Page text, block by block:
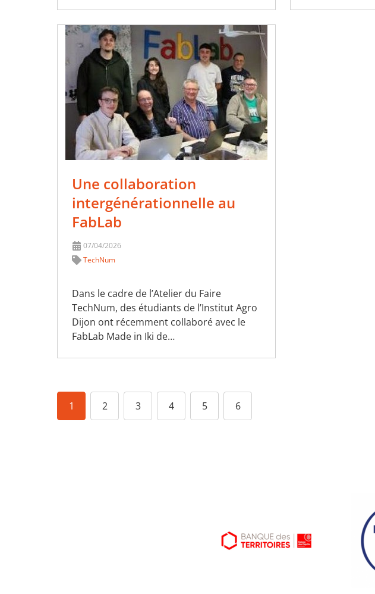
Une collaboration
intergénérationnelle au
FabLab
07/04/2026
TechNum
Dans le cadre de l’Atelier du Faire
TechNum, des étudiants de l’Institut Agro
Dijon ont récemment collaboré avec le
FabLab Made in Iki de…
1 2 3 4 5 6